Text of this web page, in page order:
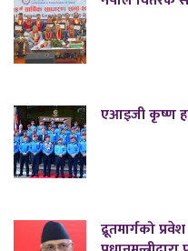
एआइजी कृष्ण
द्रूतमार्गको